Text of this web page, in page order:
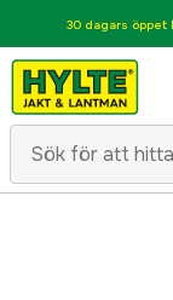
30 dagars öppet